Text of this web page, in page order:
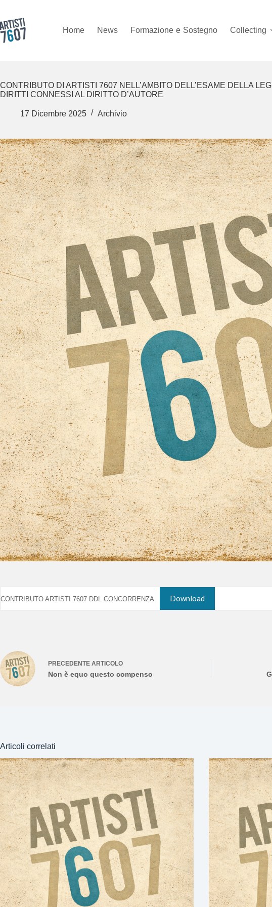
contenuto
Home
News Formazione e Sostegno Collecting
CONTRIBUTO DI ARTISTI 7607 NELL’AMBITO DELL’ESAME DELLA
DIRITTI CONNESSI AL DIRITTO D’AUTORE
17 Dicembre 2025 Archivio
CONTRIBUTO ARTISTI 7607 DDL CONCORRENZA Download
PRECEDENTE ARTICOLO
Non è equo questo compenso
Articoli correlati